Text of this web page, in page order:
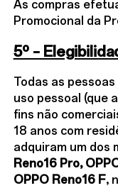
As compras
Promocional da
5º –
Todas as
uso pessoal (que
fins não
18 anos com
adquiram um dos
Reno16 Pro,
OPPO Reno16 F,